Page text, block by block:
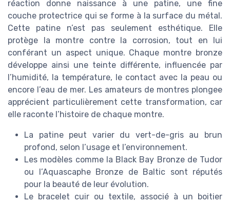
réaction donne naissance à une patine, une fine
couche protectrice qui se forme à la surface du métal.
Cette patine n’est pas seulement esthétique. Elle
protège la montre contre la corrosion, tout en lui
conférant un aspect unique. Chaque montre bronze
développe ainsi une teinte différente, influencée par
l’humidité, la température, le contact avec la peau ou
encore l’eau de mer. Les amateurs de montres plongee
apprécient particulièrement cette transformation, car
elle raconte l’histoire de chaque montre.
La patine peut varier du vert-de-gris au brun
profond, selon l’usage et l’environnement.
Les modèles comme la Black Bay Bronze de Tudor
ou l’Aquascaphe Bronze de Baltic sont réputés
pour la beauté de leur évolution.
Le bracelet cuir ou textile, associé à un boitier